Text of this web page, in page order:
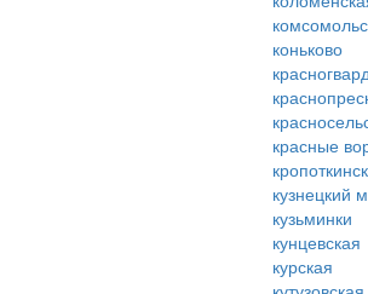
коньково
красные
кузнецкий
кузьминки
кунцевская
курская